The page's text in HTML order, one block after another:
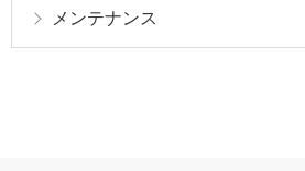
メンテナンス